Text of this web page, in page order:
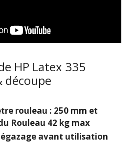
HP Latex 335
découpe
rouleau : 250 mm et
Rouleau 42 kg max
avant utilisation